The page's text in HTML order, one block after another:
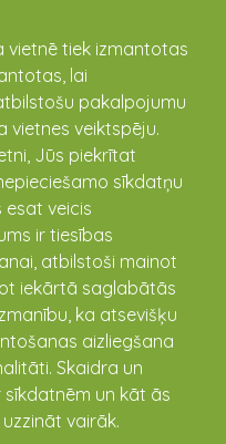
vietnē tiek izmantotas
lai
pakalpojumu
vietnes veiktspēju.
Jūs piekrītat
sīkdatņu
esat veicis
ir tiesības
atbilstoši mainot
iekārtā saglabātās
ka atsevišķu
aizliegšana
Skaidra un
un kāt ās
vairāk.
Zemītē